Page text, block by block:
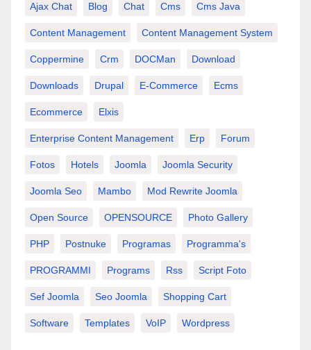
Ajax Chat Blog Chat Cms Cms Java
Content Management Content Management System
Coppermine Crm DOCMan Download
Downloads Drupal E-Commerce Ecms
Ecommerce Elxis
Enterprise Content Management Erp Forum
Fotos Hotels Joomla Joomla Security
Joomla Seo Mambo Mod Rewrite Joomla
Open Source OPENSOURCE Photo Gallery
PHP Postnuke Programas Programma's
PROGRAMMI Programs Rss Script Foto
Sef Joomla Seo Joomla Shopping Cart
Software Templates VoIP Wordpress